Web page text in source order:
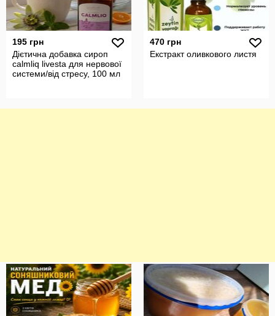
195 грн
Дієтична добавка сироп
calmliq livesta для нервової
системи/від стресу, 100 мл
470 грн
Екстракт оливкового листя